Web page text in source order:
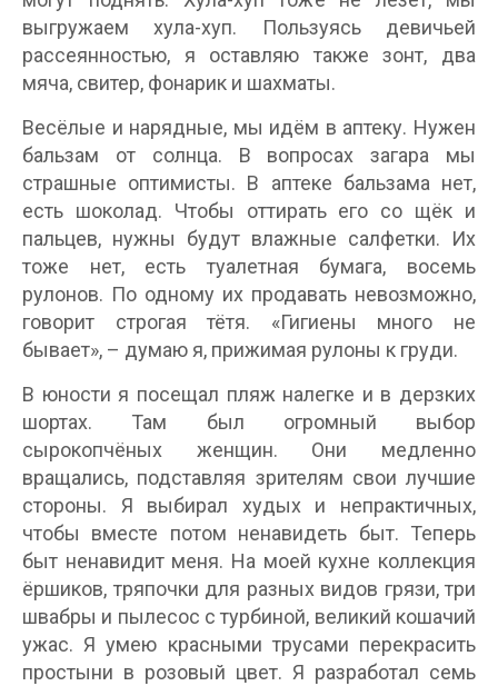
выгружаем хула-хуп. Пользуясь девичьей
рассеянностью, я оставляю также зонт, два
мяча, свитер, фонарик и шахматы.
Весёлые и нарядные, мы идём в аптеку. Нужен
бальзам от солнца. В вопросах загара мы
страшные оптимисты. В аптеке бальзама нет,
есть шоколад. Чтобы оттирать его со щёк и
пальцев, нужны будут влажные салфетки. Их
тоже нет, есть туалетная бумага, восемь
рулонов. По одному их продавать невозможно,
говорит строгая тётя. «Гигиены много не
бывает», – думаю я, прижимая рулоны к груди.
В юности я посещал пляж налегке и в дерзких
шортах. Там был огромный выбор
сырокопчёных женщин. Они медленно
вращались, подставляя зрителям свои лучшие
стороны. Я выбирал худых и непрактичных,
чтобы вместе потом ненавидеть быт. Теперь
быт ненавидит меня. На моей кухне коллекция
ёршиков, тряпочки для разных видов грязи, три
швабры и пылесос с турбиной, великий кошачий
ужас. Я умею красными трусами перекрасить
простыни в розовый цвет. Я разработал семь